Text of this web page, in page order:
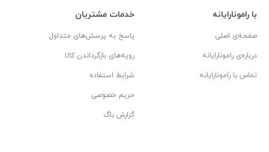
با رامونارایانه
صفحه‌ی اصلی
درباره‌ی رامونارایانه
تماس با رامونارایانه
خدمات مشتریان
پاسخ به پرسش‌های متداول
رویه‌های بازگرداندن کالا
شرایط استفاده
حریم خصوصی
گزارش باگ